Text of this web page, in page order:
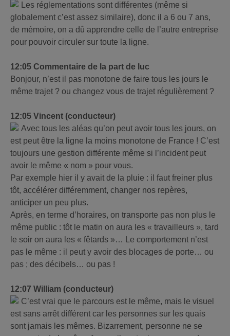
Les réglementations sont différentes (même si
globalement c’est assez similaire), donc il a 6 ou 7 ans,
de mémoire, on a dû apprendre celle de l’autre entreprise
pour pouvoir circuler sur toute la ligne.
12:05 Commentaire de la part de luc
Bonjour, n’est il pas monotone de faire tous les jours le
même trajet ? ou changez vous de trajet régulièrement ?
12:05 Vincent (conducteur)
Avec tous les aléas qu’on peut avoir tous les jours, on
est peut être la ligne la moins monotone de France ! C’est
toujours une gestion différente même si l’incident peut
avoir le même « nom » pour vous.
Par exemple hier il y avait de la pluie : il faut freiner plus
tôt, accélérer différemment, changer nos repères,
anticiper un peu plus.
Après, en terme d’horaires, on transporte pas non plus le
même public : tôt le matin on aura les « travailleurs », tard
le soir on aura les « fêtards »… Le comportement n’est
pas le même : il peut y avoir des blocages de porte… ou
pas ; des décibels… ou pas !
12:07 William (conducteur)
C’est vrai que le parcours est le même, mais le visuel
est sans arrêt différent car les personnes sur les quais
sont jamais les mêmes. Bizarrement, personne ne se